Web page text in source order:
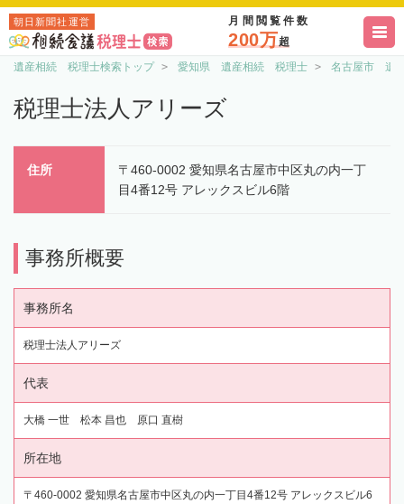
朝日新聞社運営 月間閲覧件数
200万超
遺産相続 税理士検索トップ 愛知県 遺産相続 税理士 名古屋市 遺
税理士法人アリーズ
住所
〒460-0002 愛知県名古屋市中区丸の内一丁
目4番12号 アレックスビル6階
事務所概要
事務所名
税理士法人アリーズ
代表
大橋 一世 松本 昌也 原口 直樹
所在地
〒460-0002 愛知県名古屋市中区丸の内一丁目4番12号 アレックスビル6